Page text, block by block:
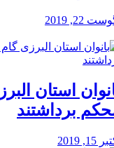
22, 2019
استان
برداشتند
15, 2019